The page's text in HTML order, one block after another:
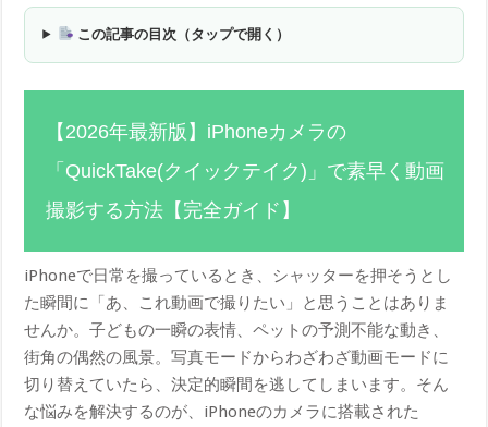
この記事の目次（タップで開く）
【2026年最新版】iPhoneカメラの
「QuickTake(クイックテイク)」で素早く動画
撮影する方法【完全ガイド】
iPhoneで日常を撮っているとき、シャッターを押そうとし
た瞬間に「あ、これ動画で撮りたい」と思うことはありま
せんか。子どもの一瞬の表情、ペットの予測不能な動き、
街角の偶然の風景。写真モードからわざわざ動画モードに
切り替えていたら、決定的瞬間を逃してしまいます。そん
な悩みを解決するのが、iPhoneのカメラに搭載された